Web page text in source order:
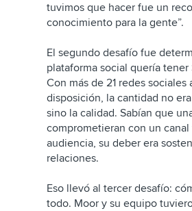
tuvimos que hacer fue un
conocimiento para la gente”.
El segundo desafío fue
plataforma social quería tener
Con más de 21 redes sociales
disposición, la cantidad no
sino la calidad. Sabían que
comprometieran con un canal
audiencia, su deber era
relaciones.
Eso llevó al tercer desafío:
todo. Moor y su equipo